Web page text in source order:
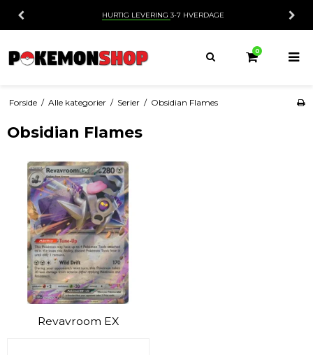
FEM STJERNETANMELDELSER ★★★★★
0
Forside / Alle kategorier / Serier / Obsidian Flames
Obsidian Flames
Revavroom EX